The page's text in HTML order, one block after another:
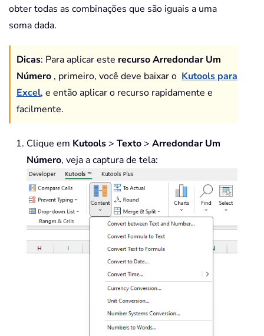
Combinations
End
obter todas as combinações que são iguais a uma
soma dada.
Dicas: Para aplicar este recurso Arredondar Um
Número , primeiro, você deve baixar o Kutools para
Excel, e então aplicar o recurso rapidamente e
facilmente.
Clique em Kutools > Texto > Arredondar Um
Número, veja a captura de tela: